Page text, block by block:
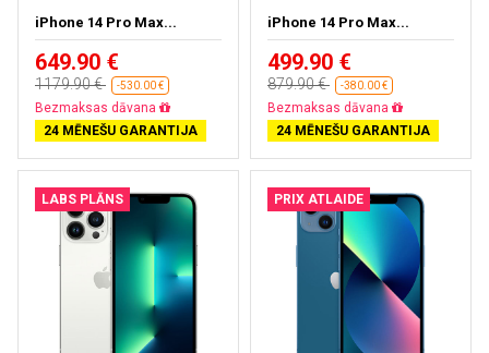
iPhone 14 Pro Max...
649.90 €
1179.90 € -530.00 €
Bezmaksas dāvana
24 MĒNEŠU GARANTIJA
iPhone 14 Pro Max...
499.90 €
879.90 € -380.00 €
Bezmaksas dāvana
24 MĒNEŠU GARANTIJA
LABS PLĀNS PRIX ATLAIDE